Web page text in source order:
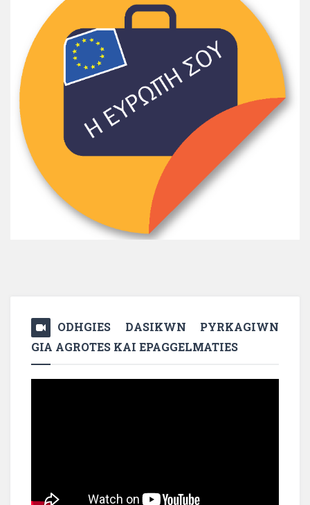
ODHGIES DASIKWN PYRKAGIWN
GIA AGROTES KAI EPAGGELMATIES